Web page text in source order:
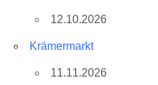
12.10.2026
Krämermarkt
11.11.2026